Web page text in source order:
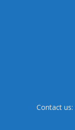
Contact us: